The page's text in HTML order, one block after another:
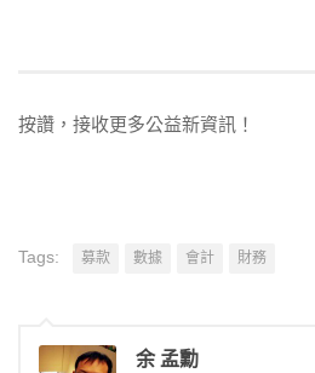
按讚，接收更多公益新資訊！
Tags: 募款 數據 會計 財務
余 孟勳